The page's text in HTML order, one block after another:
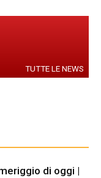
TUTTE LE NEWS
di oggi |